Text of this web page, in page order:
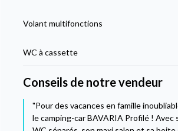
Volant multifonctions
WC à cassette
Conseils de notre vendeur
"Pour des vacances en famille
le camping-car BAVARIA Profilé ! Avec